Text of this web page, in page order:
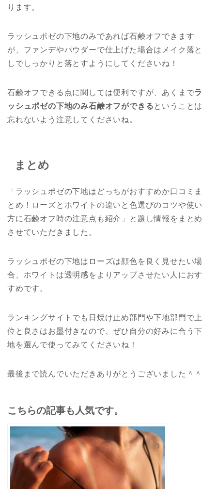
ります。
ラッシュポゼの下地のみであれば石鹸オフできます
が、ファンデやパウダーで仕上げた場合はメイク落と
しでしっかりと落とすようにしてくださいね！
石鹸オフできる点に関しては便利ですが、あくまでラ
ッシュポゼの下地のみ石鹸オフができる ということは
忘れないよう注意してくださいね。
まとめ
「ラッシュポゼの下地はどっちがおすすめか口コミま
とめ！ローズとホワイトの違いと色選びのコツや使い
方に石鹸オフ時の注意点も紹介」と題し情報をまとめ
させていただきました。
ラッシュポゼの下地はローズは顔色を良く見せたい場
合、ホワイトは透明感をよりアップさせたい人におす
すめです。
ランキングサイトでも日焼け止め部門や下地部門で上
位と良さはお墨付きなので、ぜひ自分の好みに合う下
地を選んで使ってみてくださいね！
最後まで読んでいただきありがとうございました＾＾
こちらの記事も人気です。